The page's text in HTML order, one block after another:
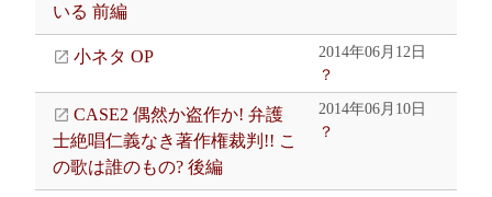
いる 前編
小ネタ OP
2014年06月12日
？
CASE2 偶然か盗作か! 弁護
士絶唱仁義なき著作権裁判!! こ
の歌は誰のもの? 後編
2014年06月10日
？